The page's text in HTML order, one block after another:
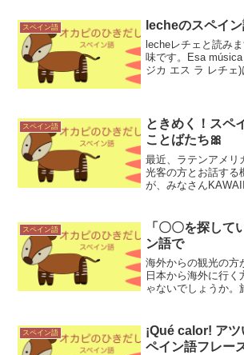
か？なんとなく勢い
てる！」という感...
スペイン語 lecheのスペイ
lecheレチェと読み
味です。Esa
ジカ エス ラ レチェ
スペイン語
ときめく！スペ
ことばたち🎀
最近、ラテンアメリ
光客の方とお話する
が、みなさん
いい」の項目があ
ました！...
スペイン語
「〇〇を探して
ン語で
海外からの観光の方
日本から海外に行く
ゃないでしょうか。
ができます。Estoy
トイ ...
スペイン語
¡Qué calor! ア
ペイン語フレー